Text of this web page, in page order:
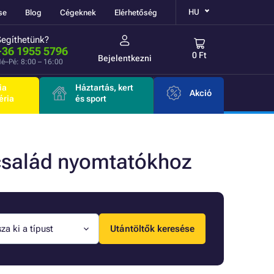
Blog Cégeknek Elérhetőség HU
1955 5796
8:00 – 16:00 Bejelentkezni 0 Ft
Háztartás, kert
és sport
Akció
nyomtatókhoz
ki a típust Utántöltők keresése